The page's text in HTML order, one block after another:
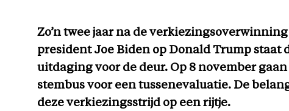
Zo’n twee jaar na de
president Joe Biden op Donald Trump staat
uitdaging voor de deur. Op 8 november
stembus voor een tussenevaluatie. De
deze verkiezingsstrijd op een rijtje.